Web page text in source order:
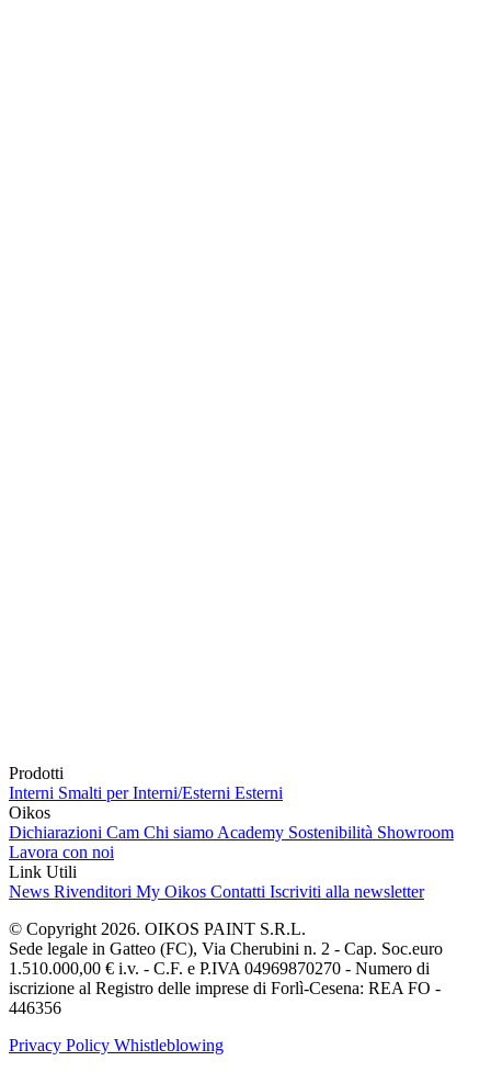
Prodotti
Interni Smalti per Interni/Esterni Esterni
Oikos
Dichiarazioni Cam Chi siamo Academy Sostenibilità Showroom
Lavora con noi
Link Utili
News Rivenditori My Oikos Contatti Iscriviti alla newsletter
© Copyright 2026. OIKOS PAINT S.R.L.
Sede legale in Gatteo (FC), Via Cherubini n. 2 - Cap. Soc.euro
1.510.000,00 € i.v. - C.F. e P.IVA 04969870270 - Numero di
iscrizione al Registro delle imprese di Forlì-Cesena: REA FO -
446356
Privacy Policy Whistleblowing